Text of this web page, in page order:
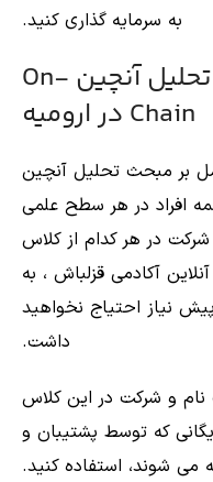
به سرمایه گذاری کنید.
بهترین آموزشگاه تحلیل آنچین On-
Chain در ارومیه
بر مبحث تحلیل آنچین
افراد در هر سطح علمی
در هر کدام از کلاس
آکادمی قزلباش ، به
نیاز احتیاج نخواهید
داشت.
نام و شرکت در این کلاس
که توسط پشتیبان و
می شوند، استفاده کنید.